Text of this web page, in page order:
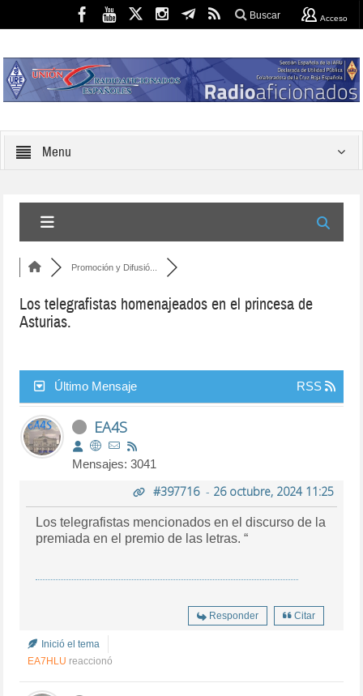
Buscar Acceso
Menu
Promoción y Difusió...
Los telegrafistas homenajeados en el princesa de
Asturias.
Último Mensaje RSS
EA4S
Mensajes: 3041
#397716- 26 octubre, 2024 11:25
Los telegrafistas mencionados en el discurso de la
premiada en el premio de las letras. “
Responder Citar
Inició el tema
EA7HLU reaccionó